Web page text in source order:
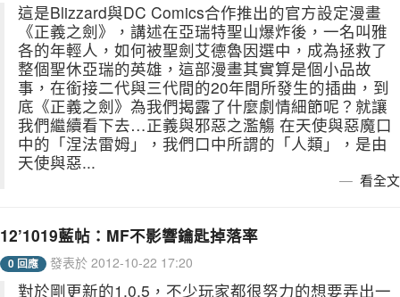
這是Blizzard與DC Comics合作推出的官方設定漫畫
《正義之劍》，講述在亞瑞特聖山爆炸後，一名叫雅
各的年輕人，如何被聖劍艾德魯因選中，成為拯救了
整個聖休亞瑞的英雄，這部漫畫其實算是個小品故
事，在銜接二代與三代間的20年間所發生的插曲，到
底《正義之劍》為我們揭露了什麼劇情細節呢？就讓
我們繼續看下去…正義與邪惡之濫觴 在天使與惡魔口
中的「涅法雷姆」，我們口中所謂的「人類」，是由
天使與惡...
看全文
12’1019藍帖：MF不影響鑰匙掉落率
0 回應 發表於 2012-10-22 17:20
對於剛更新的1.0.5，不少玩家都很努力的想要弄出一